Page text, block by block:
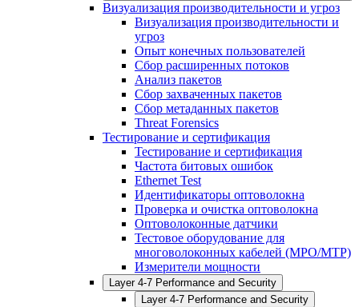
Визуализация производительности и угроз
Визуализация производительности и
угроз
Опыт конечных пользователей
Сбор расширенных потоков
Анализ пакетов
Сбор захваченных пакетов
Сбор метаданных пакетов
Threat Forensics
Тестирование и сертификация
Тестирование и сертификация
Частота битовых ошибок
Ethernet Test
Идентификаторы оптоволокна
Проверка и очистка оптоволокна
Оптоволоконные датчики
Тестовое оборудование для
многоволоконных кабелей (MPO/MTP)
Измерители мощности
Layer 4-7 Performance and Security
Layer 4-7 Performance and Security